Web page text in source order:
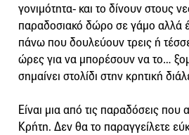
γονιμότητα- και το δίνουν στους
παραδοσιακό δώρο σε γάμο αλλά
πάνω που δουλεύουν τρεις ή
ώρες για να μπορέσουν να το…
σημαίνει στολίδι στην κρητική
Είναι μια από τις παραδόσεις που
Κρήτη. Δεν θα το παραγγείλετε